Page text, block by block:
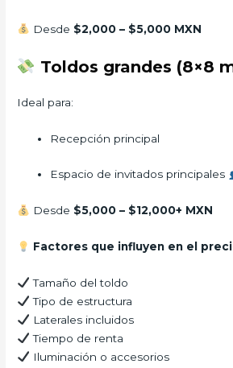
Desde $2,000 – $5,000 MXN
Toldos grandes (8×8
Ideal para:
Recepción principal
Espacio de invitados principales
Desde $5,000 – $12,000+ MXN
Factores que influyen en el
Tamaño del toldo
Tipo de estructura
Laterales incluidos
Tiempo de renta
Iluminación o accesorios